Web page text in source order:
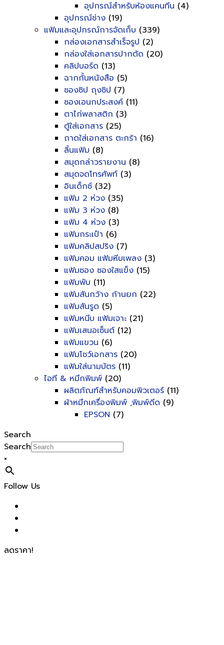
อุปกรณ์สำหรับห้องแคนทีน (4)
อุปกรณ์ช่าง (19)
แฟ้มและอุปกรณ์การจัดเก็บ (339)
กล่องเอกสารสำเร็จรูป (2)
กล่องใส่เอกสารปากตัด (20)
คลิปบอร์ด (13)
ฉากกั้นหนังสือ (5)
ซองซิป ถุงซิป (7)
ซองเอนกประสงค์ (11)
ตาไก่พลาสติก (3)
ตู้ใส่เอกสาร (25)
ถาดใส่เอกสาร ตะกร้า (16)
ลิ้นแฟ้ม (8)
สมุดกล่าวรายงาน (8)
สมุดจดโทรศัพท์ (3)
อินเด็กซ์ (32)
แฟ้ม 2 ห่วง (35)
แฟ้ม 3 ห่วง (8)
แฟ้ม 4 ห่วง (3)
แฟ้มกระเป๋า (6)
แฟ้มคลิปสปริง (7)
แฟ้มคอม แฟ้มหีบเพลง (3)
แฟ้มซอง ซองใสแข็ง (15)
แฟ้มพับ (11)
แฟ้มสันกว้าง ก้านยก (22)
แฟ้มสันรูด (5)
แฟ้มหนีบ แฟ้มเจาะ (21)
แฟ้มเสนอเซ็นต์ (12)
แฟ้มแขวน (6)
แฟ้มโชว์เอกสาร (20)
แฟ้มใส่นามบัตร (11)
ไอที & หมึกพิมพ์ (20)
ผลิตภัณฑ์สำหรับคอมพิวเตอร์ (11)
ผ้าหมึกเครื่องพิมพ์ ,พิมพ์ดีด (9)
EPSON (7)
Search
Search
×
Follow Us
ลดราคา!